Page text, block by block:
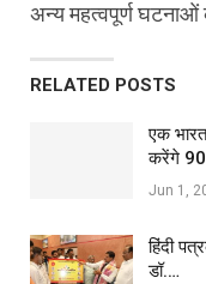
अन्य महत्वपूर्ण घटनाओं
RELATED POSTS
एक
करेंगे
Jun 1,
हिंदी
डॉ.…